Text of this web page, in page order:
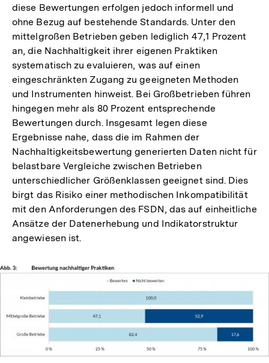
diese Bewertungen erfolgen jedoch informell und
ohne Bezug auf bestehende Standards. Unter den
mittelgroßen Betrieben geben lediglich 47,1 Prozent
an, die Nachhaltigkeit ihrer eigenen Praktiken
systematisch zu evaluieren, was auf einen
eingeschränkten Zugang zu geeigneten Methoden
und Instrumenten hinweist. Bei Großbetrieben führen
hingegen mehr als 80 Prozent entsprechende
Bewertungen durch. Insgesamt legen diese
Ergebnisse nahe, dass die im Rahmen der
Nachhaltigkeitsbewertung generierten Daten nicht für
belastbare Vergleiche zwischen Betrieben
unterschiedlicher Größenklassen geeignet sind. Dies
birgt das Risiko einer methodischen Inkompatibilität
mit den Anforderungen des FSDN, das auf einheitliche
Ansätze der Datenerhebung und Indikatorstruktur
angewiesen ist.